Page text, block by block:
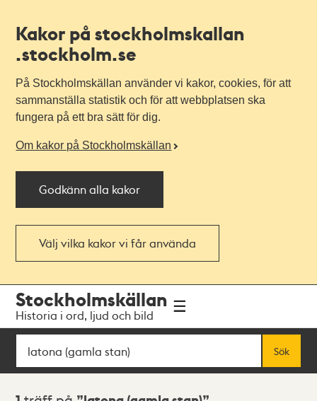
Kakor på stockholmskallan
.stockholm.se
På Stockholmskällan använder vi kakor, cookies, för att
sammanställa statistik och för att webbplatsen ska
fungera på ett bra sätt för dig.
Om kakor på Stockholmskällan
Godkänn alla kakor
Välj vilka kakor vi får använda
navigationen
huvudinnehållet
Stockholmskällan
Historia i ord, ljud och bild
Sök
Sök